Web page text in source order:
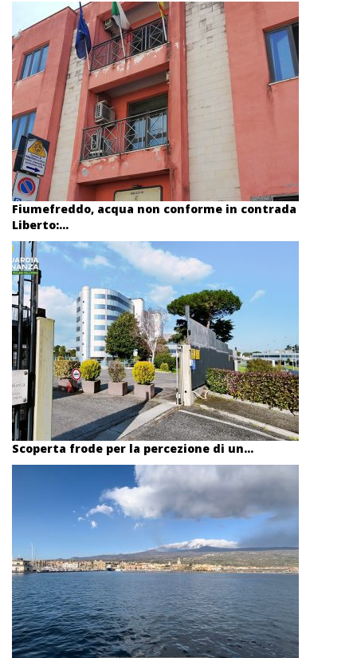
Fiumefreddo, acqua non conforme in contrada
Liberto:...
Scoperta frode per la percezione di un...